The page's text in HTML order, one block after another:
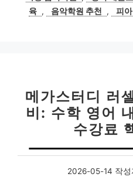
육 , 음악학원 추천 , 피
메가스터디 러
비: 수학 영어
수강료
2026-05-14 작성